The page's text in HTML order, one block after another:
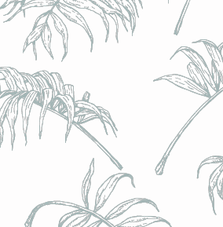
Alcool) - 0,5% - Canette 33cl
Alcool) - 0,5% - Canette 33cl